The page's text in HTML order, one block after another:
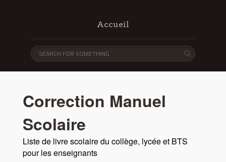
Accueil
Correction Manuel
Scolaire
Liste de livre scolaire du collège, lycée et BTS
pour les enseignants